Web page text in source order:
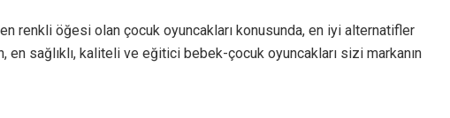
renkli öğesi olan çocuk oyuncakları konusunda, en iyi alternatifler
en sağlıklı, kaliteli ve eğitici bebek-çocuk oyuncakları sizi markanın